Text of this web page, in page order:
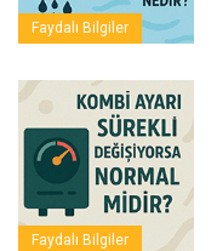
Faydalı Bilgiler
Faydalı Bilgiler